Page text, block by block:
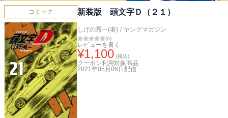
コミック 新装版 頭文字Ｄ（２１）
しげの秀一(著) / ヤングマガジン
(0)
レビューを書く
¥1,100 (税込)
クーポン利用対象商品
2021年05月06日 配信